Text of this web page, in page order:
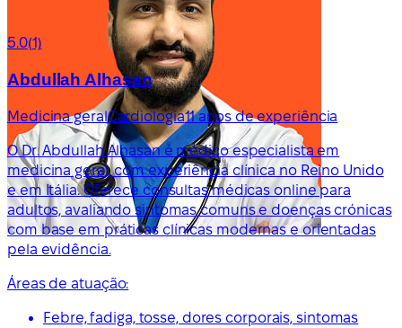
5.0(1)
Abdullah Alhasan
Medicina geralCardiologia11 anos de experiência
O Dr. Abdullah Alhasan é médico especialista em
medicina geral, com experiência clínica no Reino Unido
e em Itália. Oferece consultas médicas online para
adultos, avaliando sintomas comuns e doenças crónicas
com base em práticas clínicas modernas e orientadas
pela evidência.
Áreas de atuação:
Febre, fadiga, tosse, dores corporais, sintomas